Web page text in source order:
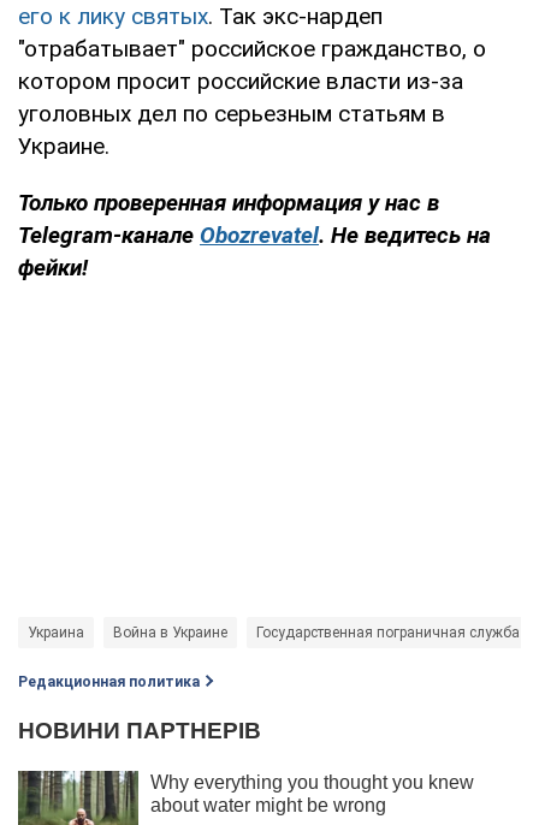
его к лику святых. Так экс-нардеп
"отрабатывает" российское гражданство, о
котором просит российские власти из-за
уголовных дел по серьезным статьям в
Украине.
Только проверенная информация у нас в
Telegram-канале Obozrevatel. Не ведитесь на
фейки!
Украина Война в Украине Государственная пограничная служба
Редакционная политика